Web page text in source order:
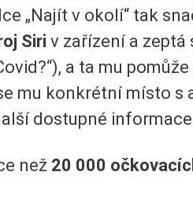
„Najít v okolí“ tak
Siri v zařízení a zeptá
a ta mu pomůže
mu konkrétní místo
dostupné
než 20 000